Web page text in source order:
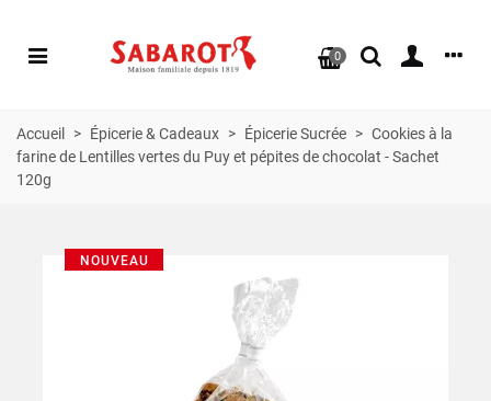
0
Accueil > Épicerie & Cadeaux > Épicerie Sucrée > Cookies à la
farine de Lentilles vertes du Puy et pépites de chocolat - Sachet
120g
NOUVEAU